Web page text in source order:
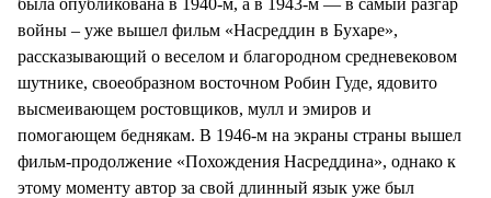
войны – уже вышел фильм «Насреддин в Бухаре»,
рассказывающий о веселом и благородном средневековом
шутнике, своеобразном восточном Робин Гуде, ядовито
высмеивающем ростовщиков, мулл и эмиров и
помогающем беднякам. В 1946-м на экраны страны вышел
фильм-продолжение «Похождения Насреддина», однако к
этому моменту автор за свой длинный язык уже был